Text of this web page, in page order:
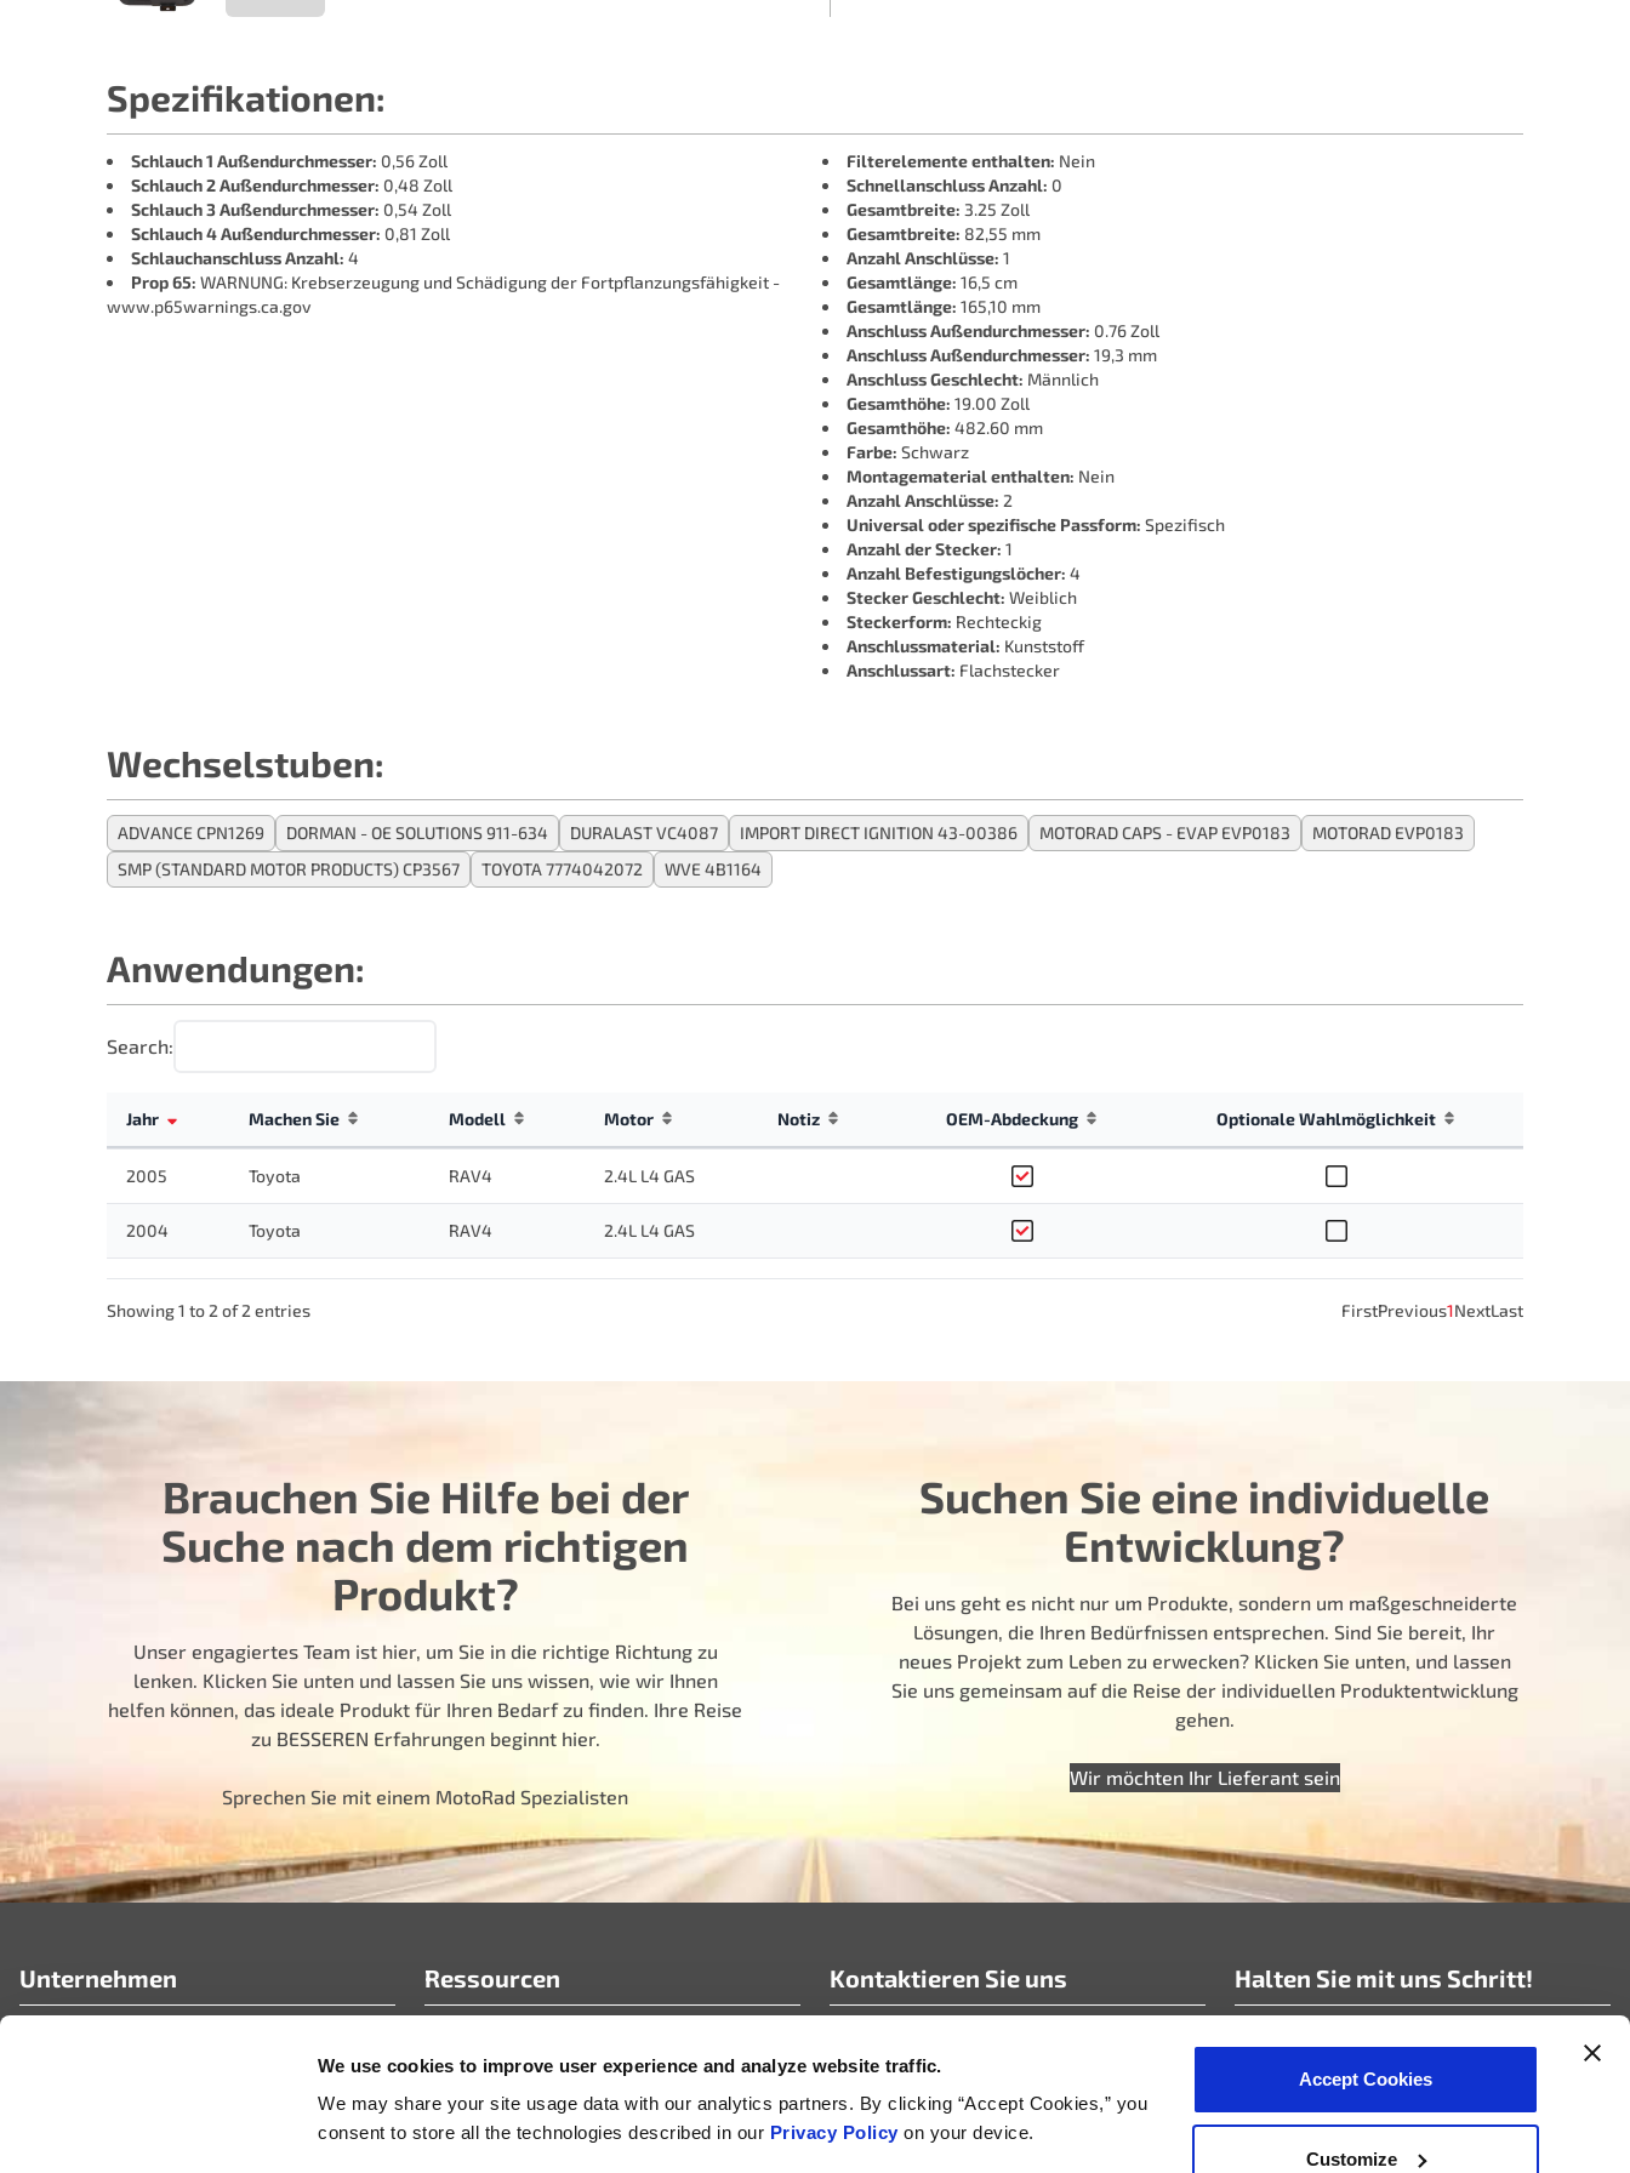
We use cookies to improve user experience and analyze website traffic.
We may share your site usage data with our analytics partners. By clicking “Accept Cookies,” you
consent to store all the technologies described in our Privacy Policyon your device.
Accept Cookies
Customize
Spezifikationen:
Schlauch 1 Außendurchmesser: 0,56 Zoll
Schlauch 2 Außendurchmesser: 0,48 Zoll
Schlauch 3 Außendurchmesser: 0,54 Zoll
Schlauch 4 Außendurchmesser: 0,81 Zoll
Schlauchanschluss Anzahl: 4
Prop 65: WARNUNG: Krebserzeugung und Schädigung der Fortpflanzungsfähigkeit -
www.p65warnings.ca.gov
Filterelemente enthalten: Nein
Schnellanschluss Anzahl: 0
Gesamtbreite: 3.25 Zoll
Gesamtbreite: 82,55 mm
Anzahl Anschlüsse: 1
Gesamtlänge: 16,5 cm
Gesamtlänge: 165,10 mm
Anschluss Außendurchmesser: 0.76 Zoll
Anschluss Außendurchmesser: 19,3 mm
Anschluss Geschlecht: Männlich
Gesamthöhe: 19.00 Zoll
Gesamthöhe: 482.60 mm
Farbe: Schwarz
Montagematerial enthalten: Nein
Anzahl Anschlüsse: 2
Universal oder spezifische Passform: Spezifisch
Anzahl der Stecker: 1
Anzahl Befestigungslöcher: 4
Stecker Geschlecht: Weiblich
Steckerform: Rechteckig
Anschlussmaterial: Kunststoff
Anschlussart: Flachstecker
Wechselstuben:
ADVANCE CPN1269 DORMAN - OE SOLUTIONS 911-634 DURALAST VC4087 IMPORT DIRECT IGNITION 43-00386 MOTORAD CAPS - EVAP EVP0183
MOTORAD EVP0183
SMP (STANDARD MOTOR PRODUCTS) CP3567
TOYOTA 7774042072 WVE 4B1164
Anwendungen:
Search:
Jahr Machen Sie Modell Motor Notiz OEM-Abdeckung Optionale Wahlmöglichkeit
2005 Toyota RAV4 2.4L L4 GAS
2004 Toyota RAV4 2.4L L4 GAS
Showing 1 to 2 of 2 entries FirstPrevious1NextLast
Brauchen Sie Hilfe bei der
Suche nach dem richtigen
Produkt?
Unser engagiertes Team ist hier, um Sie in die richtige Richtung zu
lenken. Klicken Sie unten und lassen Sie uns wissen, wie wir Ihnen
helfen können, das ideale Produkt für Ihren Bedarf zu finden. Ihre Reise
zu BESSEREN Erfahrungen beginnt hier.
Sprechen Sie mit einem MotoRad Spezialisten
Suchen Sie eine individuelle
Entwicklung?
Bei uns geht es nicht nur um Produkte, sondern um maßgeschneiderte
Lösungen, die Ihren Bedürfnissen entsprechen. Sind Sie bereit, Ihr
neues Projekt zum Leben zu erwecken? Klicken Sie unten, und lassen
Sie uns gemeinsam auf die Reise der individuellen Produktentwicklung
gehen.
Wir möchten Ihr Lieferant sein
Unternehmen Ressourcen
Technische Artikel Whitepaper
Neuigkeiten & Pressemitteilungen
Videos
Kontaktieren Sie uns
+1-888-262-4153
Halten Sie mit uns Schritt!
Abonnieren Sie unsere Nachrichten!